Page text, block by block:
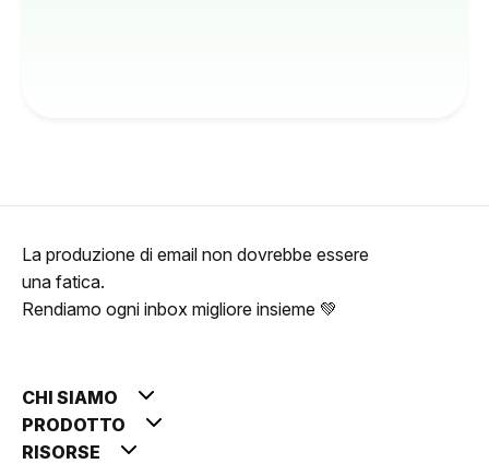
La produzione di email non dovrebbe essere
una fatica.
Rendiamo ogni inbox migliore insieme 💚
CHI SIAMO
PRODOTTO
RISORSE